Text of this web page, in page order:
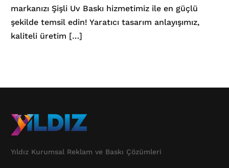
markanızı Şişli Uv Baskı hizmetimiz ile en güçlü
şekilde temsil edin! Yaratıcı tasarım anlayışımız,
kaliteli üretim […]
Yıldız Kurumsal Reklam ve Baskı Çözümleri